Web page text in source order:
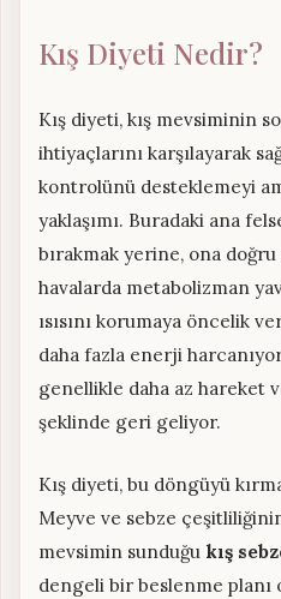
Kış Diyeti Nedir?
Kış diyeti, kış mevsiminin
ihtiyaçlarını karşılayarak
kontrolünü desteklemeyi
yaklaşımı. Buradaki ana
bırakmak yerine, ona doğru
havalarda metabolizman
ısısını korumaya öncelik
daha fazla enerji
genellikle daha az hareket
şeklinde geri geliyor.
Kış diyeti, bu döngüyü
Meyve ve sebze
mevsimin sunduğu kış
dengeli bir beslenme planı